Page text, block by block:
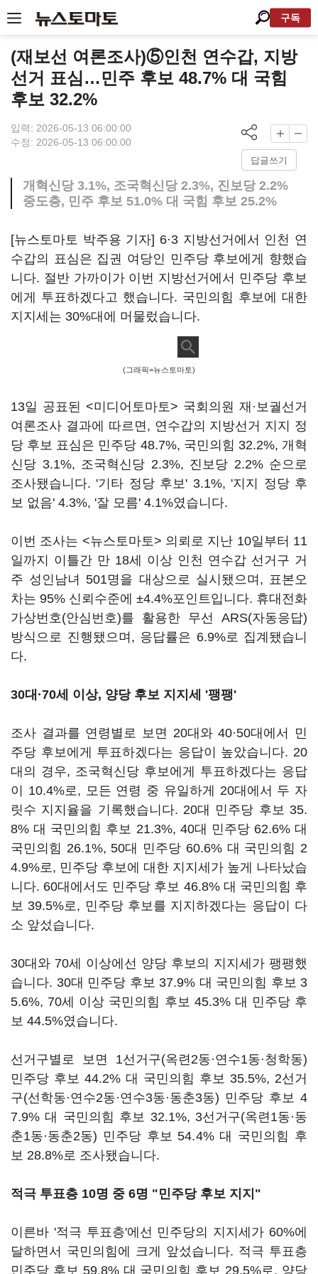
구독
(재보선 여론조사)⑤인천 연수갑, 지방
선거 표심…민주 후보 48.7% 대 국힘
후보 32.2%
입력: 2026-05-13 06:00:00
수정: 2026-05-13 06:00:00
답글쓰기
개혁신당 3.1%, 조국혁신당 2.3%, 진보당 2.2%
중도층, 민주 후보 51.0% 대 국힘 후보 25.2%
[뉴스토마토 박주용 기자] 6·3 지방선거에서 인천 연
수갑의 표심은 집권 여당인 민주당 후보에게 향했습
니다. 절반 가까이가 이번 지방선거에서 민주당 후보
에게 투표하겠다고 했습니다. 국민의힘 후보에 대한
지지세는 30%대에 머물렀습니다.
(그래픽=뉴스토마토)
13일 공표된 <미디어토마토> 국회의원 재·보궐선거
여론조사 결과에 따르면, 연수갑의 지방선거 지지 정
당 후보 표심은 민주당 48.7%, 국민의힘 32.2%, 개혁
신당 3.1%, 조국혁신당 2.3%, 진보당 2.2% 순으로
조사됐습니다. '기타 정당 후보' 3.1%, '지지 정당 후
보 없음' 4.3%, '잘 모름' 4.1%였습니다.
이번 조사는 <뉴스토마토> 의뢰로 지난 10일부터 11
일까지 이틀간 만 18세 이상 인천 연수갑 선거구 거
주 성인남녀 501명을 대상으로 실시됐으며, 표본오
차는 95% 신뢰수준에 ±4.4%포인트입니다. 휴대전화
가상번호(안심번호)를 활용한 무선 ARS(자동응답)
방식으로 진행됐으며, 응답률은 6.9%로 집계됐습니
다.
30대·70세 이상, 양당 후보 지지세 '팽팽'
조사 결과를 연령별로 보면 20대와 40·50대에서 민
주당 후보에게 투표하겠다는 응답이 높았습니다. 20
대의 경우, 조국혁신당 후보에게 투표하겠다는 응답
이 10.4%로, 모든 연령 중 유일하게 20대에서 두 자
릿수 지지율을 기록했습니다. 20대 민주당 후보 35.
8% 대 국민의힘 후보 21.3%, 40대 민주당 62.6% 대
국민의힘 26.1%, 50대 민주당 60.6% 대 국민의힘 2
4.9%로, 민주당 후보에 대한 지지세가 높게 나타났습
니다. 60대에서도 민주당 후보 46.8% 대 국민의힘 후
보 39.5%로, 민주당 후보를 지지하겠다는 응답이 다
소 앞섰습니다.
30대와 70세 이상에선 양당 후보의 지지세가 팽팽했
습니다. 30대 민주당 후보 37.9% 대 국민의힘 후보 3
5.6%, 70세 이상 국민의힘 후보 45.3% 대 민주당 후
보 44.5%였습니다.
선거구별로 보면 1선거구(옥련2동·연수1동·청학동)
민주당 후보 44.2% 대 국민의힘 후보 35.5%, 2선거
구(선학동·연수2동·연수3동·동춘3동) 민주당 후보 4
7.9% 대 국민의힘 후보 32.1%, 3선거구(옥련1동·동
춘1동·동춘2동) 민주당 후보 54.4% 대 국민의힘 후
보 28.8%로 조사됐습니다.
적극 투표층 10명 중 6명 "민주당 후보 지지"
이른바 '적극 투표층'에선 민주당의 지지세가 60%에
달하면서 국민의힘에 크게 앞섰습니다. 적극 투표층
민주당 후보 59.8% 대 국민의힘 후보 29.5%로, 양당